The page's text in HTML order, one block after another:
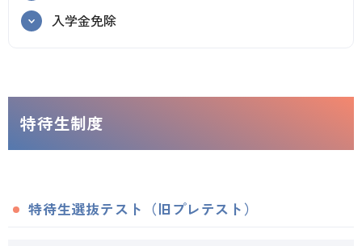
入学金免除
特待生制度
特待生選抜テスト（旧プレテスト）